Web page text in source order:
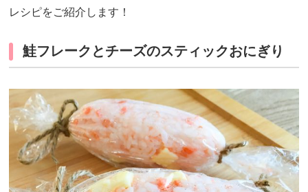
レシピをご紹介します！
鮭フレークとチーズのスティックおにぎり